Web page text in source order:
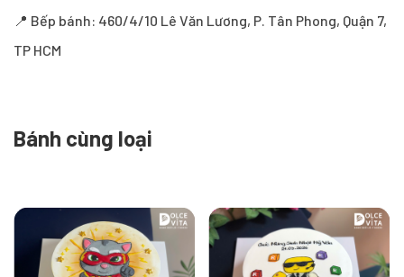
📍 Bếp bánh: 460/4/10 Lê Văn Lương, P. Tân Phong, Quận 7,
TP HCM
Bánh cùng loại